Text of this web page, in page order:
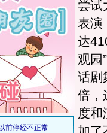
尝试
表演
达
观园
话剧
倍，
度和